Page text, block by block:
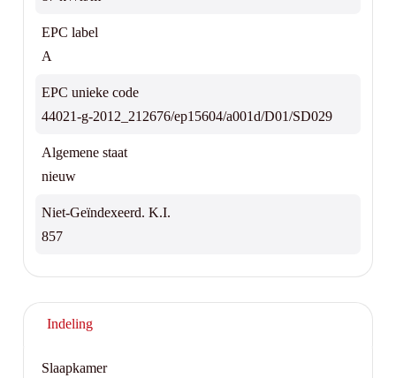
EPC label
A
EPC unieke code
44021-g-2012_212676/ep15604/a001d/D01/SD029
Algemene staat
nieuw
Niet-Geïndexeerd. K.I.
857
Indeling
Slaapkamer